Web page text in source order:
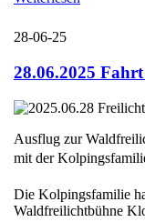
28-06-25
28.06.2025
Ausflug zur
mit der
Die Kolpingsfamilie
Waldfreilichtbühne